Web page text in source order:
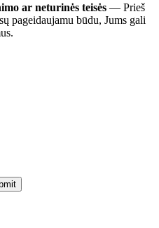
ar neturinės teisės — Prieš
pageidaujamu būdu, Jums gali